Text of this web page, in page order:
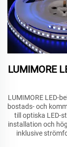
LUMIMORE
LUMIMORE LED-
bostads- och
till optiska LED-
installation och
inklusive